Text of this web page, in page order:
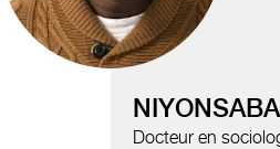
Docteur en